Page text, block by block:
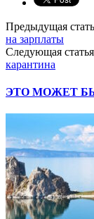
Предыдущая
на зарплаты
Следующая статья
карантина
ЭТО МОЖЕТ